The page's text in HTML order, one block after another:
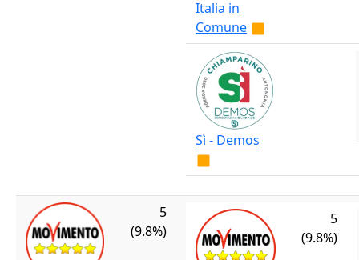
Italia in
Comune
Sì - Demos
5
(9.8%)
5
(9.8%)